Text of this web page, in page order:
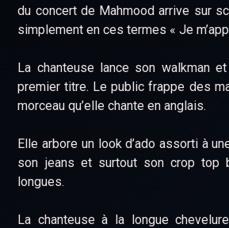
du concert de Mahmood arrive sur
simplement en ces termes « Je
La chanteuse lance son walkman
premier titre. Le public frappe des
morceau qu’elle chante en anglais.
Elle arbore un look d’ado assorti à
son jeans et surtout son crop top
longues.
La chanteuse à la longue